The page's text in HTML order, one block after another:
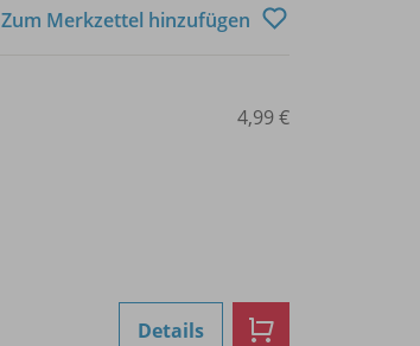
Zum Merkzettel hinzufügen
4,99 €
Details